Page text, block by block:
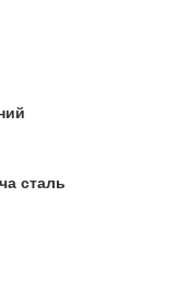
сталь